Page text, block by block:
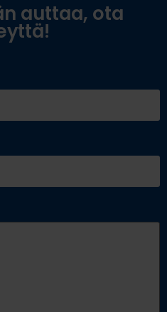
auttaa, ota